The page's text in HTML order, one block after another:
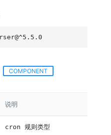
COMPONENT
说明
cron 规则类型